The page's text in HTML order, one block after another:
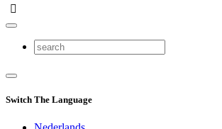
Switch The Language